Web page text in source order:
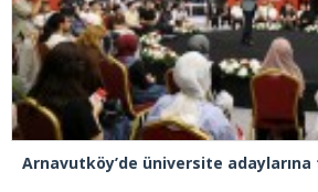
Arnavutköy’de üniversite